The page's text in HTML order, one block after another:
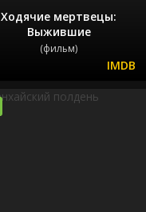
Ходячие мертвецы:
Выжившие
(фильм)